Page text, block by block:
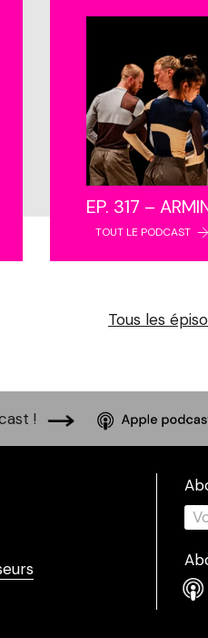
EP. 317 –
TOUT LE PODCAST
Tous les
!